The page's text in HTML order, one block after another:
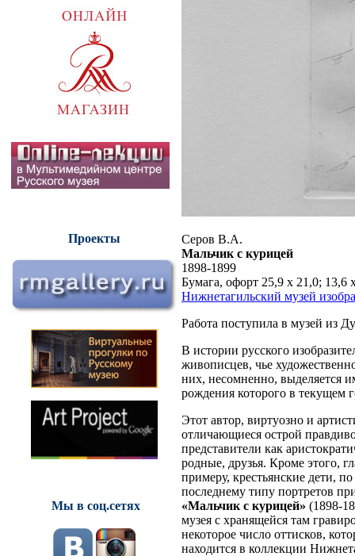
Проекты
Мы в соц.сетях
Серов В.А.
Мальчик с курицей
1898-1899
Бумага, офорт 25,9 х 21,0; 13,6
Нижнетагильский музей
Работа поступила в музей из
В истории русского
живописцев, чье
них, несомненно, выделяется
рождения которого в текущем
Этот автор, виртуозно и
отличающиеся острой
представители как
родные, друзья. Кроме этого,
примеру, крестьянские дети,
последнему типу портретов
«Мальчик с курицей» (1898-
музея с хранящейся там
некоторое число оттисков,
находится в коллекции